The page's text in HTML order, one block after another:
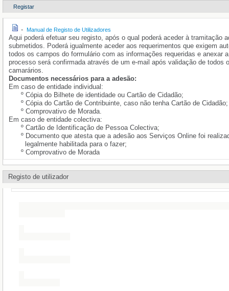
Registar
- Manual de Registo de Utilizadores
Aqui poderá efetuar seu registo, após o qual poderá aceder à tramitação
submetidos. Poderá igualmente aceder aos requerimentos que exigem
todos os campos do formulário com as informações requeridas e anexar
processo será confirmada através de um e-mail após validação de todos
camarários.
Documentos necessários para a adesão:
Em caso de entidade individual:
º Cópia do Bilhete de identidade ou Cartão de Cidadão;
º Cópia do Cartão de Contribuinte, caso não tenha Cartão de Cidadão;
º Comprovativo de Morada.
Em caso de entidade colectiva:
º Cartão de Identificação de Pessoa Colectiva;
º Documento que atesta que a adesão aos Serviços Online foi
legalmente habilitada para o fazer;
º Comprovativo de Morada
Registo de utilizador